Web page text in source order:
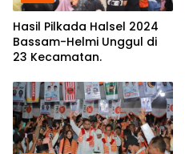
Hasil Pilkada Halsel 2024
Bassam-Helmi Unggul di
23 Kecamatan.